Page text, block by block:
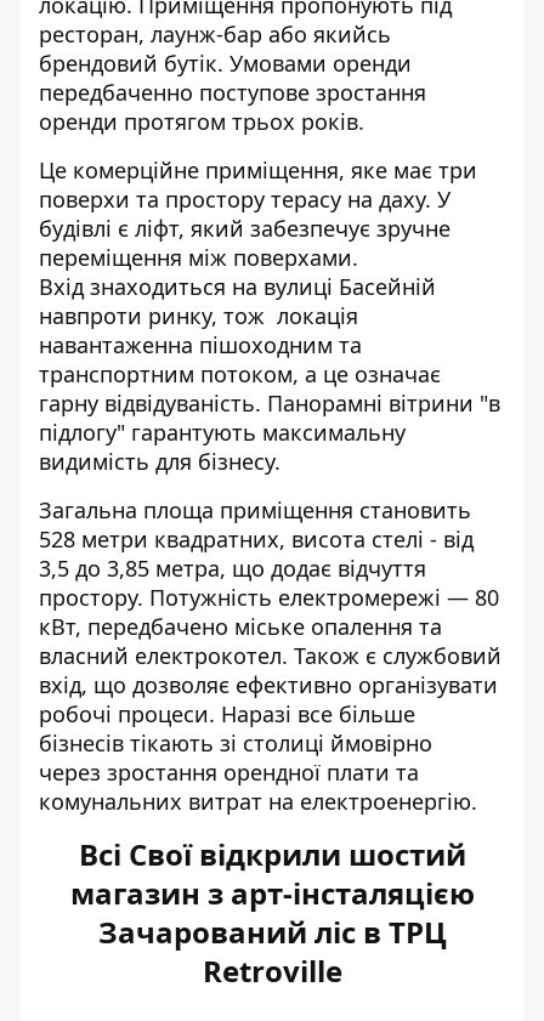
ресторан, лаунж-бар або якийсь
брендовий бутік. Умовами оренди
передбаченно поступове зростання
оренди протягом трьох років.
Це комерційне приміщення, яке має три
поверхи та простору терасу на даху. У
будівлі є ліфт, який забезпечує зручне
переміщення між поверхами.
Вхід знаходиться на вулиці Басейній
навпроти ринку, тож локація
навантаженна пішоходним та
транспортним потоком, а це означає
гарну відвідуваність. Панорамні вітрини "в
підлогу" гарантують максимальну
видимість для бізнесу.
Загальна площа приміщення становить
528 метри квадратних, висота стелі - від
3,5 до 3,85 метра, що додає відчуття
простору. Потужність електромережі — 80
кВт, передбачено міське опалення та
власний електрокотел. Також є службовий
вхід, що дозволяє ефективно організувати
робочі процеси. Наразі все більше
бізнесів тікають зі столиці ймовірно
через зростання орендної плати та
комунальних витрат на електроенергію.
Всі Свої відкрили шостий
магазин з арт-інсталяцією
Зачарований ліс в ТРЦ
Retroville